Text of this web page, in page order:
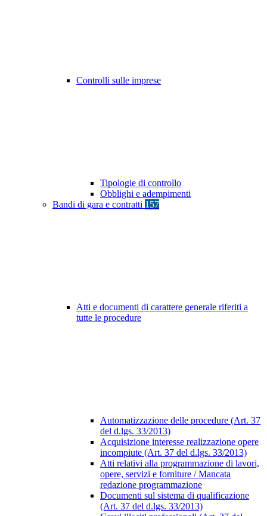
Controlli sulle imprese
Tipologie di controllo
Obblighi e adempimenti
Bandi di gara e contratti 157
Atti e documenti di carattere generale riferiti a
tutte le procedure
Automatizzazione delle procedure (Art. 37
del d.lgs. 33/2013)
Acquisizione interesse realizzazione opere
incompiute (Art. 37 del d.lgs. 33/2013)
Atti relativi alla programmazione di lavori,
opere, servizi e forniture / Mancata
redazione programmazione
Documenti sul sistema di qualificazione
(Art. 37 del d.lgs. 33/2013)